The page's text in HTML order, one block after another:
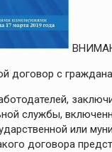
договор с
службы,
или
договора